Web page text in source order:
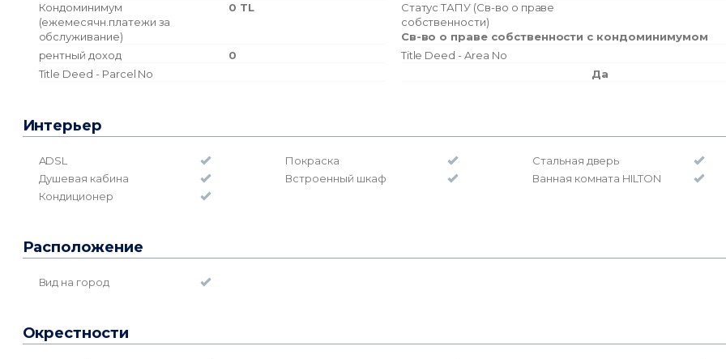
Кондоминимум
(ежемесячн.платежи за
обслуживание)
0 TL
Статус ТАПУ (Св-во о праве
собственности)
Св-во о праве собственности с кондоминимумом
рентный доход
0
Title Deed - Area No
Title Deed - Parcel No
Да
Интерьер
ADSL Покраска
Стальная дверь
Душевая кабина
Встроенный шкаф
Ванная комната HILTON
Кондиционер
Расположение
Вид на город
Окрестности